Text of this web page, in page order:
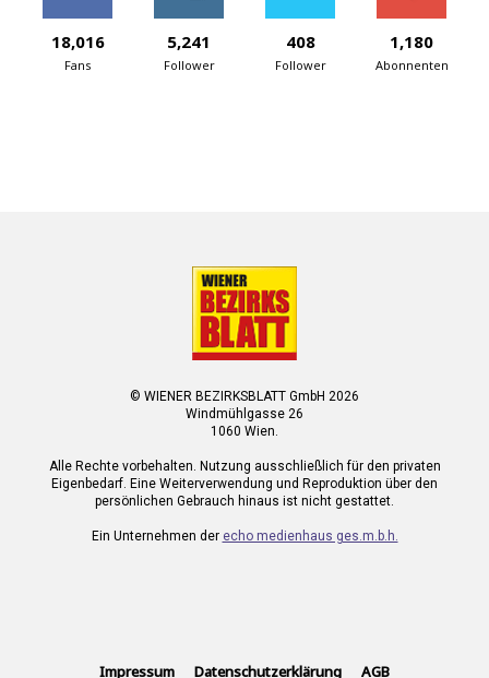
18,016
Fans
5,241
Follower
408
Follower
1,180
Abonnenten
© WIENER BEZIRKSBLATT GmbH 2026
Windmühlgasse 26
1060 Wien.
Alle Rechte vorbehalten. Nutzung ausschließlich für den privaten
Eigenbedarf. Eine Weiterverwendung und Reproduktion über den
persönlichen Gebrauch hinaus ist nicht gestattet.
Ein Unternehmen der echo medienhaus ges.m.b.h.
Impressum Datenschutzerklärung AGB